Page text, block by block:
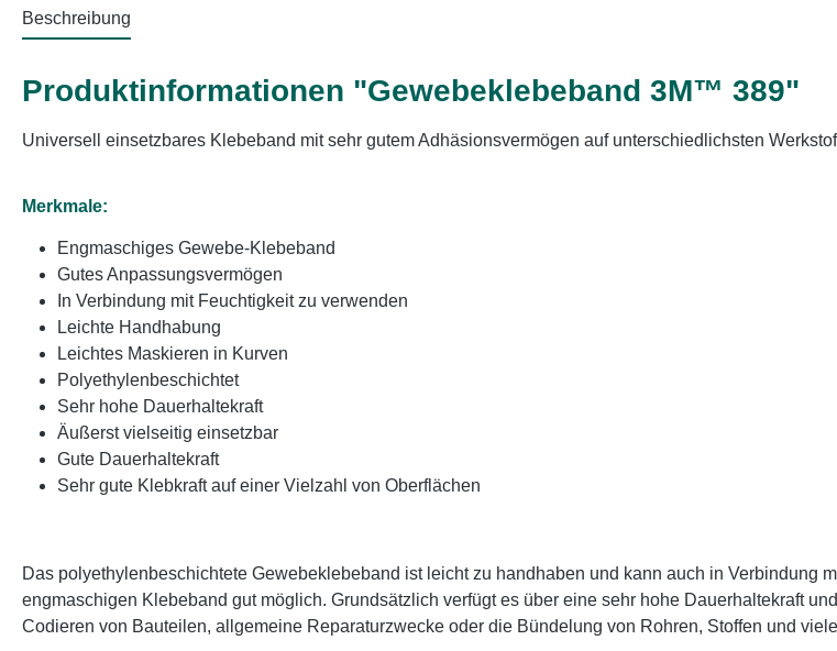
Beschreibung
Produktinformationen "Gewebeklebeband 3M™ 389"
Universell einsetzbares Klebeband mit sehr gutem Adhäsionsvermögen auf unterschiedlichsten
Merkmale:
Engmaschiges Gewebe-Klebeband
Gutes Anpassungsvermögen
In Verbindung mit Feuchtigkeit zu verwenden
Leichte Handhabung
Leichtes Maskieren in Kurven
Polyethylenbeschichtet
Sehr hohe Dauerhaltekraft
Äußerst vielseitig einsetzbar
Gute Dauerhaltekraft
Sehr gute Klebkraft auf einer Vielzahl von Oberflächen
Das polyethylenbeschichtete Gewebeklebeband ist leicht zu handhaben und kann auch in Verbindung
engmaschigen Klebeband gut möglich. Grundsätzlich verfügt es über eine sehr hohe Dauerhaltekraft
Codieren von Bauteilen, allgemeine Reparaturzwecke oder die Bündelung von Rohren, Stoffen und